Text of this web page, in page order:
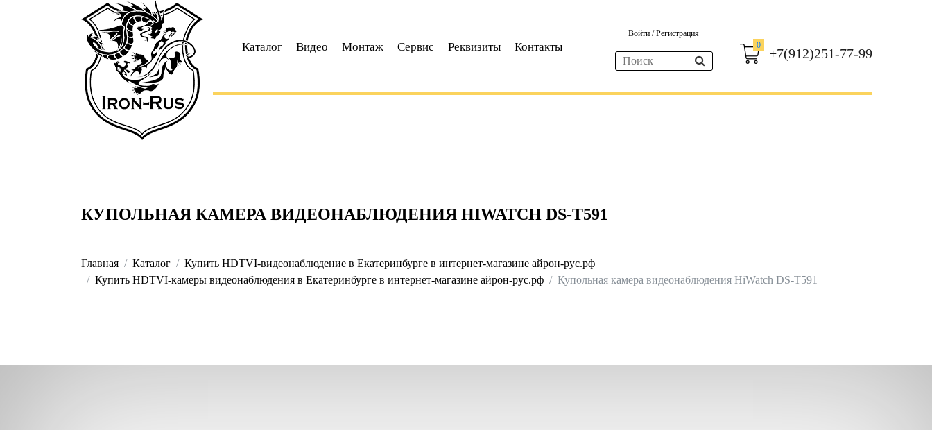
Каталог Видео Монтаж Сервис Реквизиты Контакты
Войти /Регистрация
0
+7(912)251-77-99
КУПОЛЬНАЯ КАМЕРА ВИДЕОНАБЛЮДЕНИЯ HIWATCH DS-T591
Главная Каталог
Купить HDTVI-видеонаблюдение в Екатеринбурге в интернет-магазине айрон-рус.рф
Купить HDTVI-камеры видеонаблюдения в Екатеринбурге в интернет-магазине айрон-рус.рф
Купольная камера видеонаблюдения HiWatch DS-T591